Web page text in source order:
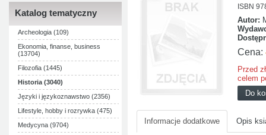
Katalog tematyczny
Archeologia (109)
Ekonomia, finanse, business
(13704)
Filozofia (1445)
Historia (3040)
Języki i językoznawstwo (2356)
Lifestyle, hobby i rozrywka (475)
Medycyna (9704)
ISBN
Autor:
Cena:
Przed
celem
Informacje dodatkowe Opis